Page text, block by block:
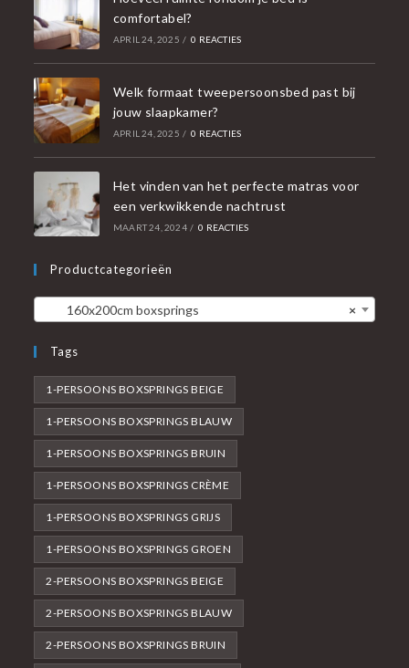
comfortabel?
APRIL 24, 2025 / 0 REACTIES
Welk formaat tweepersoonsbed past bij
jouw slaapkamer?
APRIL 24, 2025 / 0 REACTIES
Het vinden van het perfecte matras voor
een verkwikkende nachtrust
MAART 24, 2024 / 0 REACTIES
Productcategorieën
×
160x200cm boxsprings
Tags
1-PERSOONS BOXSPRINGS BEIGE
1-PERSOONS BOXSPRINGS BLAUW
1-PERSOONS BOXSPRINGS BRUIN
1-PERSOONS BOXSPRINGS CRÈME
1-PERSOONS BOXSPRINGS GRIJS
1-PERSOONS BOXSPRINGS GROEN
2-PERSOONS BOXSPRINGS BEIGE
2-PERSOONS BOXSPRINGS BLAUW
2-PERSOONS BOXSPRINGS BRUIN